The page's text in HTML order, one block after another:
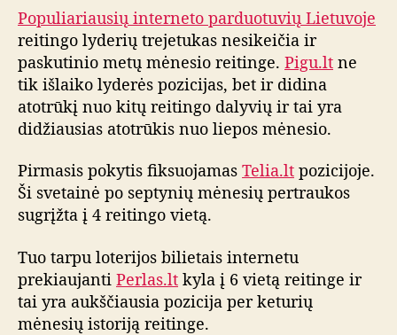
m
ė
e
s
i
o
n
t
e
t
o
Populiariausių interneto parduotuvių Lietuvoje
reitingo lyderių trejetukas nesikeičia ir
paskutinio metų mėnesio reitinge. Pigu.lt ne
tik išlaiko lyderės pozicijas, bet ir didina
atotrūkį nuo kitų reitingo dalyvių ir tai yra
didžiausias atotrūkis nuo liepos mėnesio.
Pirmasis pokytis fiksuojamas Telia.lt pozicijoje.
Ši svetainė po septynių mėnesių pertraukos
sugrįžta į 4 reitingo vietą.
Tuo tarpu loterijos bilietais internetu
prekiaujanti Perlas.lt kyla į 6 vietą reitinge ir
tai yra aukščiausia pozicija per keturių
mėnesių istoriją reitinge.